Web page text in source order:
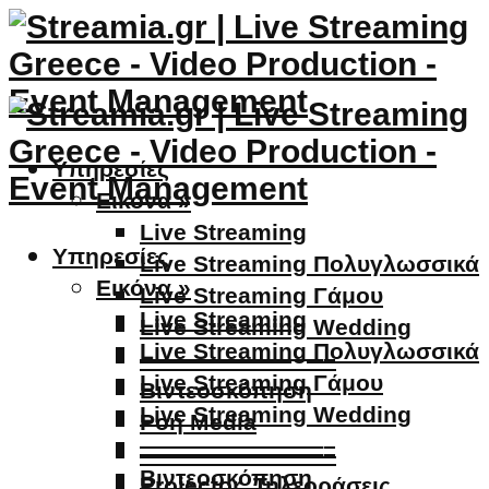
Υπηρεσίες
Εικόνα »
Live Streaming
Live Streaming Πολυγλωσσικά
Live Streaming Γάμου
Live Streaming Wedding
————————–
Βιντεοσκόπηση
Ροή Media
————————–
Υπηρεσίες
Εικόνα »
Live Streaming
Live Streaming Πολυγλωσσικά
Live Streaming Γάμου
Live Streaming Wedding
————————–
Βιντεοσκόπηση